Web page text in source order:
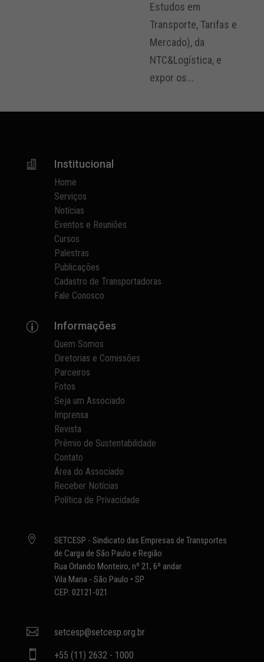
Estudos em
Transporte, Tarifas e
Mercado), da
NTC&Logística, e
expor os...
 Institucional
Home
Serviços
Notícias
Eventos e Reuniões
Cursos
Palestras
Publicações
Cadastro de Transportadoras
Fale Conosco
p Informações
Quem Somos
Diretorias e Comissões
Parceiros
Fotos
Seja um Associado
Imprensa
Revista
Prêmio de Sustentabilidade
Contato
Área do Associado
Receber Notícias
Política de Privacidade

SETCESP - Sindicato das Empresas de Transportes
de Carga de São Paulo e Região
Rua Orlando Monteiro, nº 21, 6º andar
Vila Maria - São Paulo • SP
CEP: 02121-021
 setcesp@setcesp.org.br
 +55 (11) 2632 - 1000